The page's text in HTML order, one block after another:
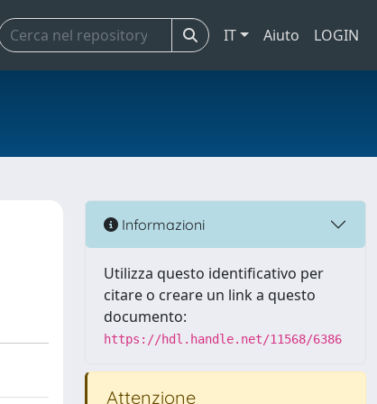
IT Aiuto LOGIN
Informazioni
Utilizza questo identificativo per
citare o creare un link a questo
documento:
https://hdl.handle.net/11568/6386
Attenzione